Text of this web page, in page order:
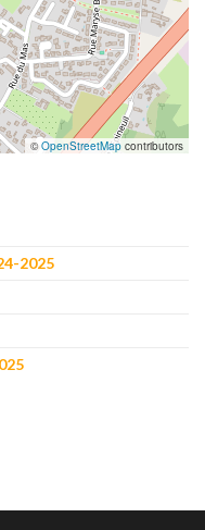
©OpenStreetMap contributors
2025